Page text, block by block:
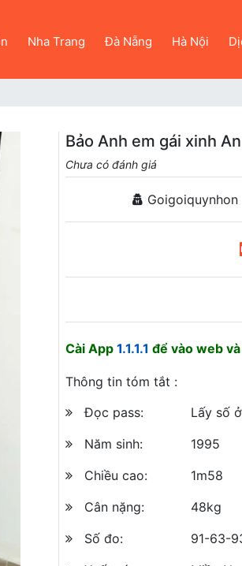
Nha Trang Đà Nẵng Hà Nội
Bảo Anh em gái xinh
Chưa có đánh giá
Goigoiquynhon
Cài App 1.1.1.1 để vào web
Thông tin tóm tắt :
Đọc pass:
Lấy số
Năm sinh:
1995
Chiều cao:
1m58
Cân nặng:
48kg
Số đo:
91-63-